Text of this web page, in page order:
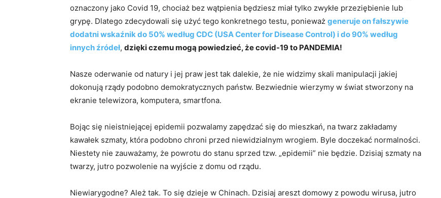
oznaczony jako Covid 19, chociaż bez wątpienia będziesz miał tylko zwykłe przeziębienie lub
grypę. Dlatego zdecydowali się użyć tego konkretnego testu, ponieważ generuje onfałszywie
dodatni wskaźnik do 50% według CDC (USA Center for Disease Control) i do 90% według
innych źródeł, dzięki czemu mogą powiedzieć, że covid-19 to PANDEMIA!
Nasze oderwanie od natury i jej praw jest tak dalekie, że nie widzimy skali manipulacji jakiej
dokonują rządy podobno demokratycznych państw. Bezwiednie wierzymy w świat stworzony na
ekranie telewizora, komputera, smartfona.
Bojąc się nieistniejącej epidemii pozwalamy zapędzać się do mieszkań, na twarz zakładamy
kawałek szmaty, która podobno chroni przed niewidzialnym wrogiem. Byle doczekać normalności.
Niestety nie zauważamy, że powrotu do stanu sprzed tzw. „epidemii” nie będzie. Dzisiaj szmaty na
twarzy, jutro pozwolenie na wyjście z domu od rządu.
Niewiarygodne? Ależ tak. To się dzieje w Chinach. Dzisiaj areszt domowy z powodu wirusa, jutro